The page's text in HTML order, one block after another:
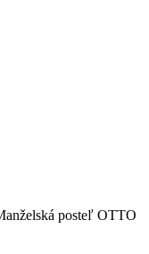
posteľ OTTO